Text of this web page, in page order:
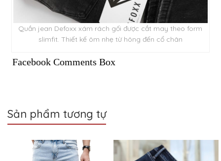
Quần jean Defoxx xám rách gối được cắt may theo form
slimfit. Thiết kế ôm nhẹ từ hông đến cổ chân
Facebook Comments Box
Sản phẩm tương tự
Sale